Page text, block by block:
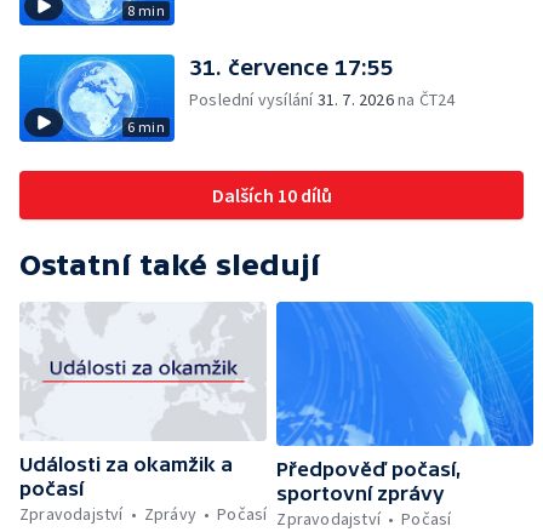
8 min
6 min
31. července 17:55
Poslední vysílání31. 7. 2026na ČT24
Dalších 10 dílů
Ostatní také sledují
Události za okamžik a
počasí
Zpravodajství
Zprávy Počasí
Předpověď počasí,
sportovní zprávy
Zpravodajství
Počasí